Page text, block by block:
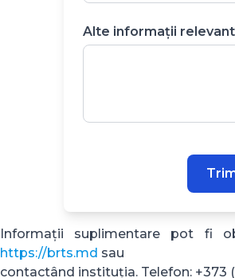
Alte informații
Informații suplimentare pot fi
https://brts.md sau
contactând instituția. Telefon: +373